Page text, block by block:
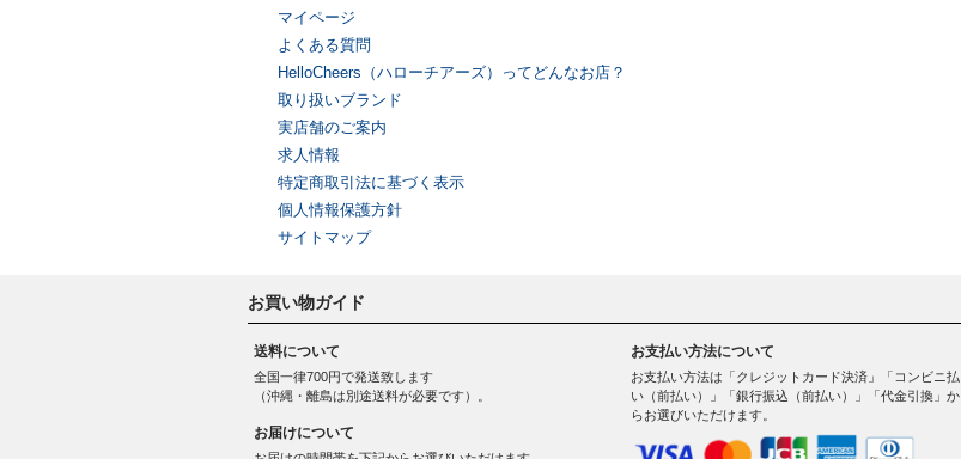
マイページ
よくある質問
HelloCheers（ハローチアーズ）ってどんなお店？
取り扱いブランド
実店舗のご案内
求人情報
特定商取引法に基づく表示
個人情報保護方針
サイトマップ
お買い物ガイド
送料について
全国一律700円で発送致します
（沖縄・離島は別途送料が必要です）。
お届けについて
お支払い方法について
お支払い方法は「クレジットカード決済」「コンビニ払
い（前払い）」「銀行振込（前払い）」「代金引換」か
らお選びいただけます。